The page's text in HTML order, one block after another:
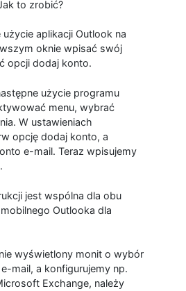
to zrobić?
aplikacji Outlook na
oknie wpisać swój
opcji dodaj konto.
użycie programu
menu, wybrać
W ustawieniach
opcję dodaj konto, a
e-mail. Teraz wpisujemy
jest wspólna dla obu
Outlooka dla
wyświetlony monit o wybór
mail, a konfigurujemy np.
Exchange, należy